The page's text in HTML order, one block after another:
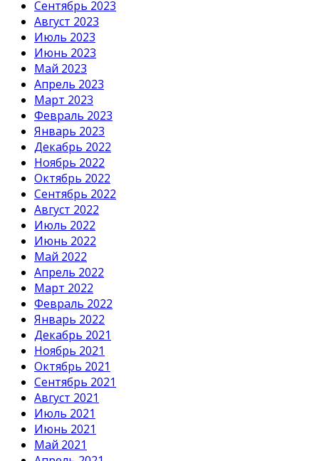
Сентябрь 2023
Август 2023
Июль 2023
Июнь 2023
Май 2023
Апрель 2023
Март 2023
Февраль 2023
Январь 2023
Декабрь 2022
Ноябрь 2022
Октябрь 2022
Сентябрь 2022
Август 2022
Июль 2022
Июнь 2022
Май 2022
Апрель 2022
Март 2022
Февраль 2022
Январь 2022
Декабрь 2021
Ноябрь 2021
Октябрь 2021
Сентябрь 2021
Август 2021
Июль 2021
Июнь 2021
Май 2021